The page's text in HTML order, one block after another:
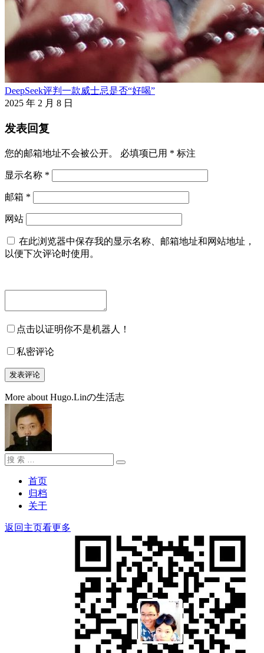
DeepSeek评判一款威士忌是否“好喝”
2025 年 2 月 8 日
发表回复
您的邮箱地址不会被公开。 必填项已用 * 标注
显示名称 *
邮箱 *
网站
在此浏览器中保存我的显示名称、邮箱地址和网站地址，
以便下次评论时使用。
点击以证明你不是机器人！
私密评论
More about Hugo.Linの生活志
搜
搜
首页
归档
关于
返回主页看更多